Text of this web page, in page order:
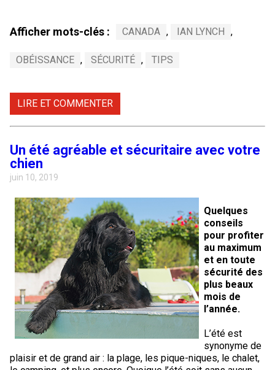
Afficher mots-clés : CANADA , IAN LYNCH ,
OBÉISSANCE , SÉCURITÉ , TIPS
LIRE ET COMMENTER
Un été agréable et sécuritaire avec votre
chien
juin 10, 2019
Quelques
conseils
pour profiter
au maximum
et en toute
sécurité des
plus beaux
mois de
l’année.
L’été est
synonyme de
plaisir et de grand air : la plage, les pique-niques, le chalet,